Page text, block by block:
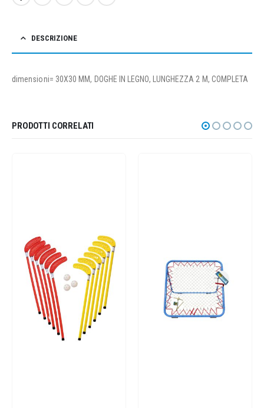
DESCRIZIONE
dimensioni= 30X30 MM, DOGHE IN LEGNO, LUNGHEZZA 2 M, COMPLETA
PRODOTTI CORRELATI